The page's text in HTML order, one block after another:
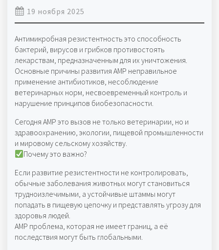
19 ноября 2025
Антимикробная резистентность это способность
бактерий, вирусов и грибков противостоять
лекарствам, предназначенным для их уничтожения.
Основные причины развития АМР неправильное
применение антибиотиков, несоблюдение
ветеринарных норм, несвоевременный контроль и
нарушение принципов биобезопасности.
Сегодня АМР это вызов не только ветеринарии, но и
здравоохранению, экологии, пищевой промышленности
и мировому сельскому хозяйству.
Почему это важно?
Если развитие резистентности не контролировать,
обычные заболевания животных могут становиться
трудноизлечимыми, а устойчивые штаммы могут
попадать в пищевую цепочку и представлять угрозу для
здоровья людей.
АМР проблема, которая не имеет границ, а её
последствия могут быть глобальными.